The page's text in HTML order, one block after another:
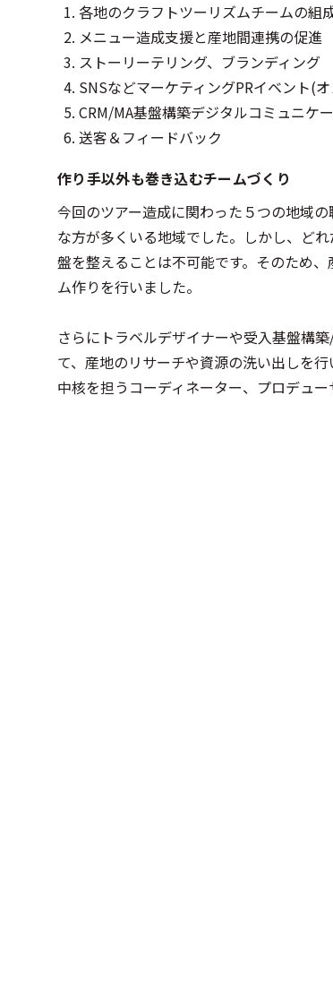
各地のクラフトツーリズムチームの組
メニュー造成支援と産地間連携の促進
ストーリーテリング、ブランディング
SNSなどマーケティングPRイベント(
CRM/MA基盤構築デジタルコミュニケ
送客＆フィードバック
作り手以外も巻き込むチームづくり
今回のツアー造成に関わった５つの地域
な方が多くいる地域でした。しかし、ど
盤を整えることは不可能です。そのため
ム作りを行いました。
さらにトラベルデザイナーや受入基盤構
て、産地のリサーチや資源の洗い出しを
中核を担うコーディネーター、プロデュー